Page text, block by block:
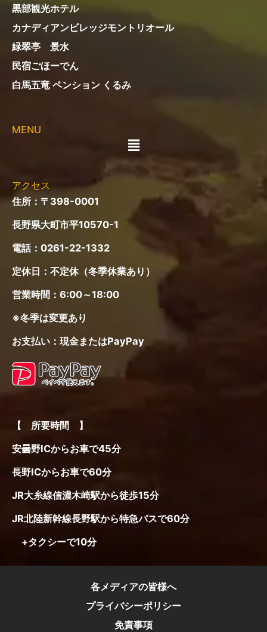
黒部観光ホテル
カナディアンビレッジモントリオール
緑翠亭 景水
民宿ごほーでん
白馬五竜 ペンション くるみ
MENU
メ
ニ
ー
アクセス
住所：〒398-0001
長野県大町市平10570-1
電話： 0261-22-1332
定休日：不定休（冬季休業あり）
営業時間：6:00～18:00
※冬季は変更あり
お支払い：現金またはPayPay
【 所要時間 】
安曇野ICからお車で45分
長野ICからお車で60分
JR大糸線信濃木崎駅から徒歩15分
JR北陸新幹線長野駅から特急バスで60分
+タクシーで10分
各メディアの皆様へ
プライバシーポリシー
免責事項